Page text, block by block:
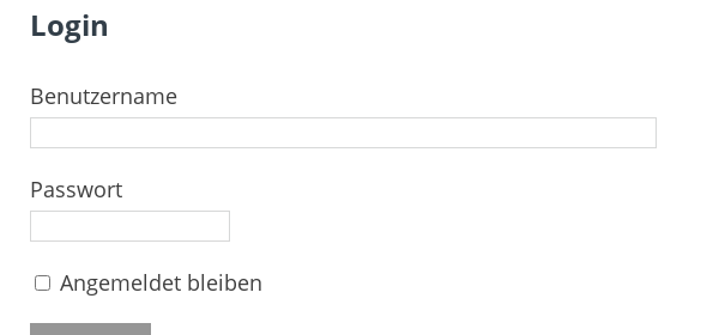
Login
Benutzername
Passwort
Angemeldet bleiben